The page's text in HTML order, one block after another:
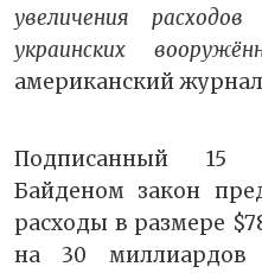
увеличения
украинских
американский журнал
Подписанный 15
Байденом закон
расходы в размере
на 30 миллиардов